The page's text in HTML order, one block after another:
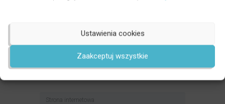
Zaakceptuj wszystkie
Ustawienia cookies